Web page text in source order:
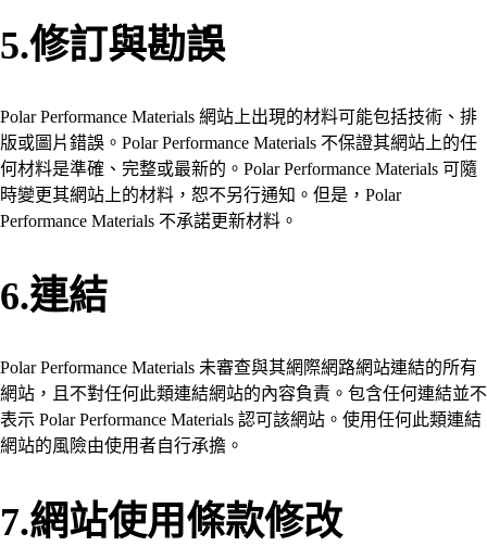
5.修訂與勘誤
Polar Performance Materials 網站上出現的材料可能包括技術、排
版或圖片錯誤。Polar Performance Materials 不保證其網站上的任
何材料是準確、完整或最新的。Polar Performance Materials 可隨
時變更其網站上的材料，恕不另行通知。但是，Polar
Performance Materials 不承諾更新材料。
6.連結
Polar Performance Materials 未審查與其網際網路網站連結的所有
網站，且不對任何此類連結網站的內容負責。包含任何連結並不
表示 Polar Performance Materials 認可該網站。使用任何此類連結
網站的風險由使用者自行承擔。
7.網站使用條款修改